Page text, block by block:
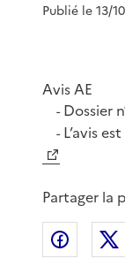
Publié le 13/
Avis AE
-Dossier
-L’avis
Partager la